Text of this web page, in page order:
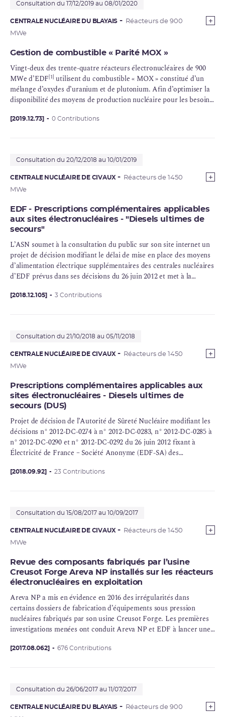
dérogation.
Consultation du 17/12/2019 au 08/01/2020
CENTRALE NUCLÉAIRE DU BLAYAIS
Réacteurs de 900
MWe
Gestion de combustible « Parité MOX »
Vingt-deux des trente-quatre réacteurs électronucléaires de 900
MWe d’EDF[1] utilisent du combustible « MOX» constitué d’un
mélange d’oxydes d’uraniumet de plutonium. Afin d’optimiser la
disponibilité des moyens de production nucléaire pour les besoins
l’approvisionnement en combustible, EDF souhaite pouvoir
[2019.12.73] 0 Contributions
Consultation du 20/12/2018 au 10/01/2019
CENTRALE NUCLÉAIRE DE CIVAUX
Réacteurs de 1450
MWe
EDF - Prescriptions complémentaires applicables
aux sites électronucléaires - "Diesels ultimes de
secours"
L’ASN soumet à la consultation du public sur son site internet un
projet de décision modifiant le délai de mise en place des moyens
d’alimentation électrique supplémentaires des centrales nucléaires
d’EDF prévus dans ses décisions du 26 juin 2012 et met à la
[2018.12.105] 3 Contributions
Consultation du 21/10/2018 au 05/11/2018
CENTRALE NUCLÉAIRE DE CIVAUX
Réacteurs de 1450
MWe
Prescriptions complémentaires applicables aux
sites électronucléaires - Diesels ultimes de
secours (DUS)
Projet de décision de l’Autorité de Sûreté Nucléaire modifiant les
décisions n° 2012-DC-0274 à n° 2012-DC-0283, n° 2012-DC-0285 à
n° 2012-DC-0290 et n° 2012-DC-0292 du 26 juin 2012 fixant à
Électricité de France – Société Anonyme (EDF-SA) des
électronucléaires de Belleville-sur-Loire, Blayais, Bugey,
évaluations complémentaires de sûreté (ECS)
[2018.09.92] 23 Contributions
Consultation du 15/08/2017 au 10/09/2017
CENTRALE NUCLÉAIRE DE CIVAUX
Réacteurs de 1450
MWe
Revue des composants fabriqués par l’usine
Creusot Forge Areva NP installés sur les réacteurs
électronucléaires en exploitation
Areva NP a mis en évidence en 2016 des irrégularités dans
certains dossiers de fabrication d’équipements sous pression
nucléaires fabriqués par son usine Creusot Forge. Les premières
investigations menées ont conduit Areva NP et EDF à lancer une
fin de l’année 2016.
[2017.08.062] 676 Contributions
Consultation du 26/06/2017 au 11/07/2017
CENTRALE NUCLÉAIRE DU BLAYAIS
Réacteurs de 900